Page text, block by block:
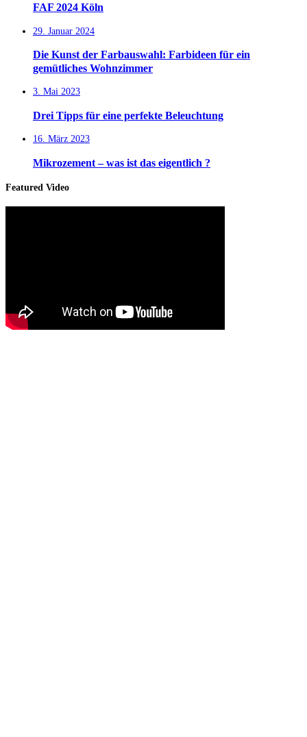
FAF 2024 Köln
29. Januar 2024
Die Kunst der Farbauswahl: Farbideen für ein
gemütliches Wohnzimmer
3. Mai 2023
Drei Tipps für eine perfekte Beleuchtung
16. März 2023
Mikrozement – was ist das eigentlich ?
Featured Video